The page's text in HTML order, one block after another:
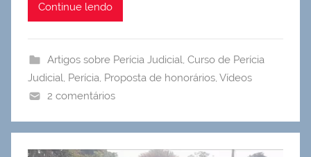
Continue lendo
Artigos sobre Perícia Judicial, Curso de Perícia
Judicial, Perícia, Proposta de honorários, Vídeos
2 comentários